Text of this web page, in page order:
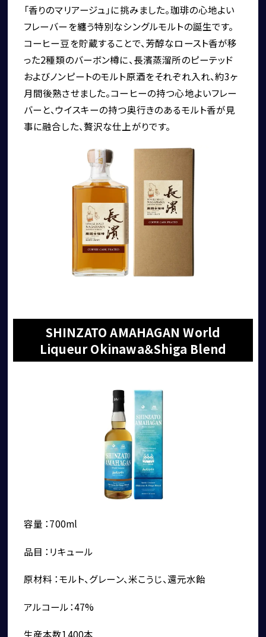
コーンズ・モータースについて
企業情報
代表挨拶
個人情報保護方針
特定商取引法に基づく表記
「香りのマリアージュ」に挑みました。珈琲の心地よい
フレーバーを纏う特別なシングルモルトの誕生です。
コーヒー豆を貯蔵することで、芳醇なロースト香が移
った2種類のバーボン樽に、長濱蒸溜所のピーテッド
およびノンピートのモルト原酒をそれぞれ入れ、約3ヶ
月間後熟させました。コーヒーの持つ心地よいフレー
バーと、ウイスキーの持つ奥行きのあるモルト香が見
事に融合した、贅沢な仕上がりです。
SHINZATO AMAHAGAN World
Liqueur Okinawa＆Shiga Blend
容量 ：700ml
品目 ：リキュール
原材料 ：モルト、グレーン、米こうじ、還元水飴
アルコール：47%
生産本数1400本